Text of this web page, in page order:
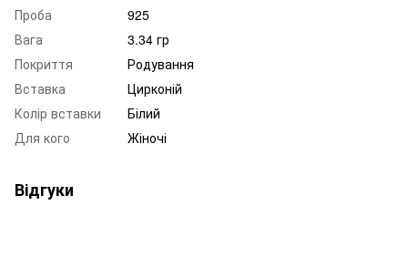
Проба
925
Вага
3.34 гр
Покриття
Родування
Вставка
Цирконій
Колір вставки
Білий
Для кого
Жіночі
Відгуки